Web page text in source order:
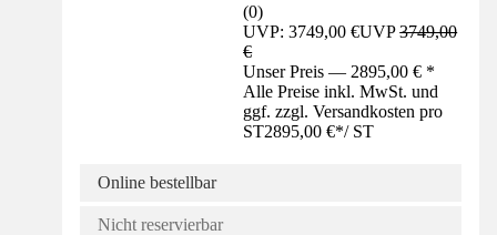
(0)
UVP: 3749,00 €UVP3749,00
€
Unser Preis — 2895,00 € *
Alle Preise inkl. MwSt. und
ggf. zzgl. Versandkosten pro
ST2895,00 €*/ ST
Online bestellbar
Nicht reservierbar